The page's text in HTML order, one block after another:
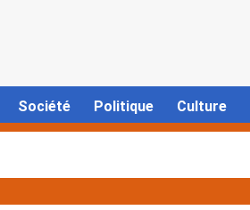
Société Politique Culture